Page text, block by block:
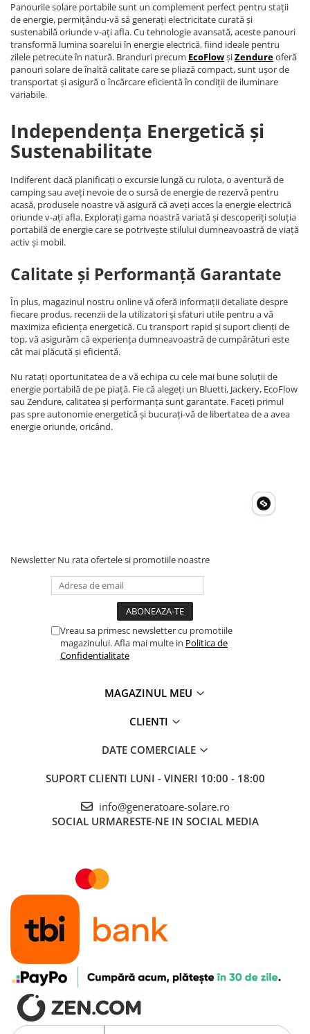
Panourile solare portabile sunt un complement perfect pentru stații
de energie, permițându-vă să generați electricitate curată și
sustenabilă oriunde v-ați afla. Cu tehnologie avansată, aceste panouri
transformă lumina soarelui în energie electrică, fiind ideale pentru
zilele petrecute în natură. Branduri precum EcoFlowșiZendureoferă
panouri solare de înaltă calitate care se pliază compact, sunt ușor de
transportat și asigură o încărcare eficientă în condiții de iluminare
variabile.
Independența Energetică și
Sustenabilitate
Indiferent dacă planificați o excursie lungă cu rulota, o aventură de
camping sau aveți nevoie de o sursă de energie de rezervă pentru
acasă, produsele noastre vă asigură că aveți acces la energie electrică
oriunde v-ați afla. Explorați gama noastră variată și descoperiți soluția
portabilă de energie care se potrivește stilului dumneavoastră de viață
activ și mobil.
Calitate și Performanță Garantate
În plus, magazinul nostru online vă oferă informații detaliate despre
fiecare produs, recenzii de la utilizatori și sfaturi utile pentru a vă
maximiza eficiența energetică. Cu transport rapid și suport clienți de
top, vă asigurăm că experiența dumneavoastră de cumpărături este
cât mai plăcută și eficientă.
Nu ratați oportunitatea de a vă echipa cu cele mai bune soluții de
energie portabilă de pe piață. Fie că alegeți un Bluetti, Jackery, EcoFlow
sau Zendure, calitatea și performanța sunt garantate. Faceți primul
pas spre autonomie energetică și bucurați-vă de libertatea de a avea
energie oriunde, oricând.
Newsletter Nu rata ofertele si promotiile noastre
Vreau sa primesc newsletter cu promotiile
magazinului. Afla mai multe in Politica de
Confidentialitate
MAGAZINUL MEU
CLIENTI
DATE COMERCIALE
SUPORT CLIENTI LUNI - VINERI 10:00 - 18:00
info@generatoare-solare.ro
SOCIAL URMARESTE-NE IN SOCIAL MEDIA